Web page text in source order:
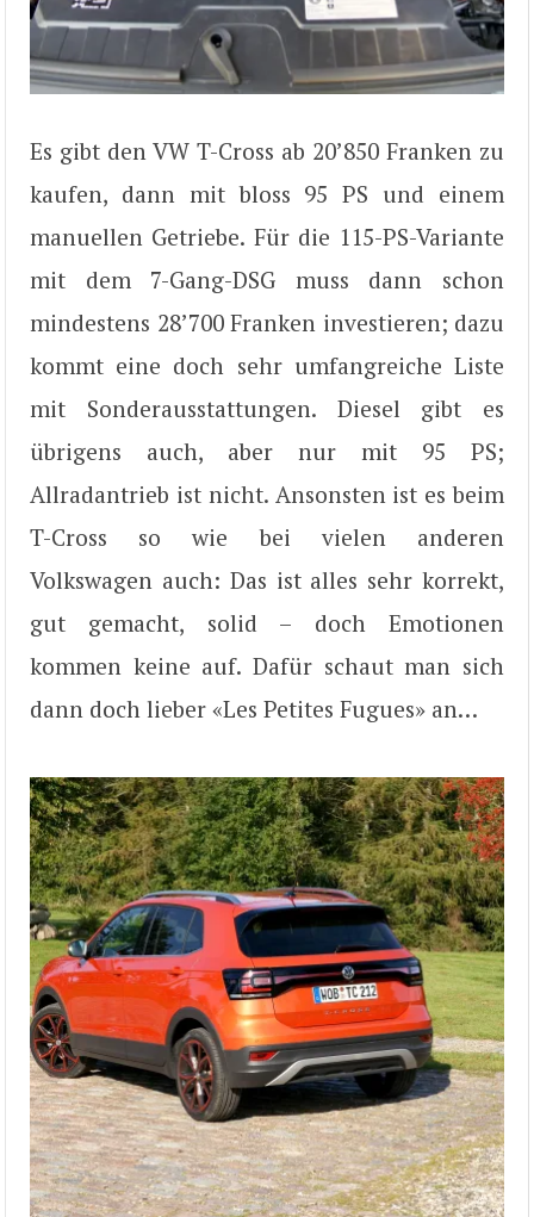
Es gibt den VW T-Cross ab 20’850 Franken zu
kaufen, dann mit bloss 95 PS und einem
manuellen Getriebe. Für die 115-PS-Variante
mit dem 7-Gang-DSG muss dann schon
mindestens 28’700 Franken investieren; dazu
kommt eine doch sehr umfangreiche Liste
mit Sonderausstattungen. Diesel gibt es
übrigens auch, aber nur mit 95 PS;
Allradantrieb ist nicht. Ansonsten ist es beim
T-Cross so wie bei vielen anderen
Volkswagen auch: Das ist alles sehr korrekt,
gut gemacht, solid – doch Emotionen
kommen keine auf. Dafür schaut man sich
dann doch lieber «Les Petites Fugues» an…